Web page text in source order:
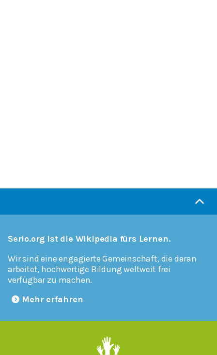
Serlo.org ist die Wikipedia fürs Lernen.
Wir sind eine engagierte Gemeinschaft, die daran
arbeitet, hochwertige Bildung weltweit frei
verfügbar zu machen.
Mehr erfahren